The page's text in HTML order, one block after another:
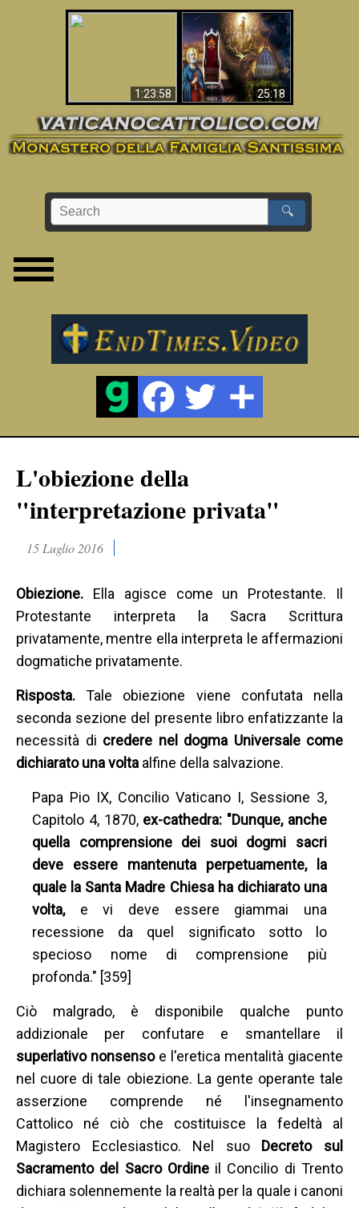
1:23:58 25:18
La Bibbia ha previsto
70 anni senza Papa?
🔍
L'obiezione della
"interpretazione privata"
15 Luglio 2016
Obiezione. Ella agisce come un Protestante. Il
Protestante interpreta la Sacra Scrittura
privatamente, mentre ella interpreta le affermazioni
dogmatiche privatamente.
Risposta.Tale obiezione viene confutata nella
seconda sezione del presente libro enfatizzante la
necessità di credere nel dogma Universale come
dichiarato una volta alfine della salvazione.
Papa Pio IX, Concilio Vaticano I, Sessione 3,
Capitolo 4, 1870, ex-cathedra: "Dunque, anche
quella comprensione dei suoi dogmi sacri
deve essere mantenuta perpetuamente, la
quale la Santa Madre Chiesa ha dichiarato una
volta,e vi deve essere giammai una
recessione da quel significato sotto lo
specioso nome di comprensione più
profonda." [359]
Ciò malgrado, è disponibile qualche punto
addizionale per confutare e smantellare il
superlativo nonsenso e l'eretica mentalità giacente
nel cuore di tale obiezione. La gente operante tale
asserzione comprende né l'insegnamento
Cattolico né ciò che costituisce la fedeltà al
Magistero Ecclesiastico. Nel suo Decreto sul
Sacramento del Sacro Ordine il Concilio di Trento
dichiara solennemente la realtà per la quale i canoni